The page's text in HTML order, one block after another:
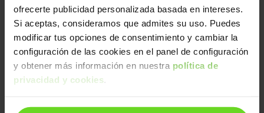
ofrecerte publicidad personalizada basada en intereses.
Si aceptas, consideramos que admites su uso. Puedes
modificar tus opciones de consentimiento y cambiar la
configuración de las cookies en el panel de configuración
y obtener más información en nuestra política de
privacidad y cookies.
Peugeot 208
1.2 Hybrid Allure e-DCS6 110
2025 | 29.509km | 110CV | Automático
19.890€
17.190€
Mild hybrid Desde265€/mes
Ruedas delanteras nuevas